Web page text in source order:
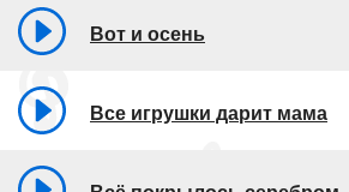
Вот и осень
Все игрушки дарит мама